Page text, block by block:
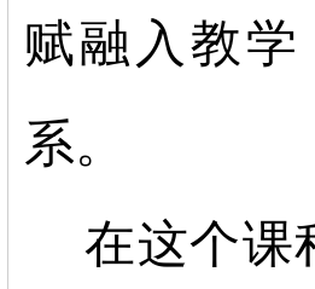
赋融入教
系。
在这个课